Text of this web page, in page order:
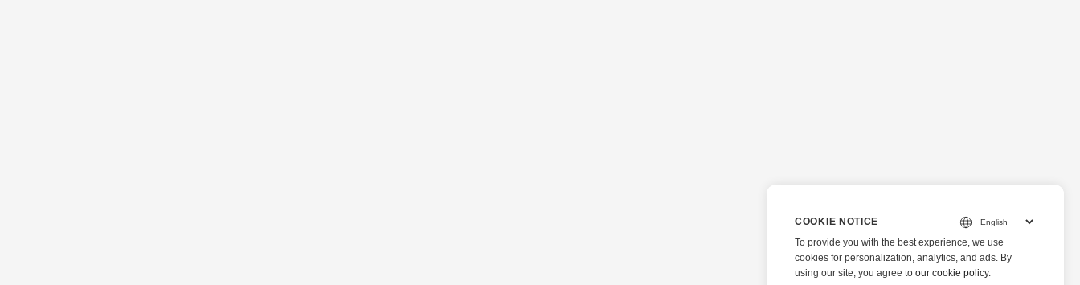
COOKIE NOTICE
To provide you with the best experience, we use
cookies for personalization, analytics, and ads. By
using our site, you agree to our cookie policy.